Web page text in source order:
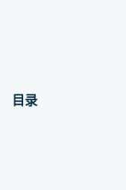
目录